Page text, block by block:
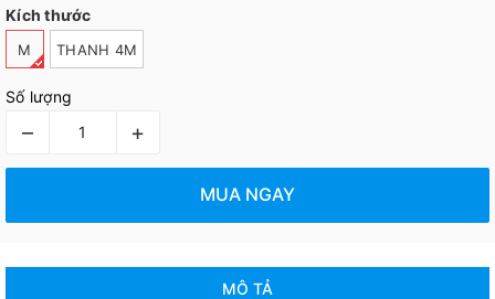
Kích thước
M THANH 4M
Số lượng
– +
MUA NGAY
MÔ TẢ